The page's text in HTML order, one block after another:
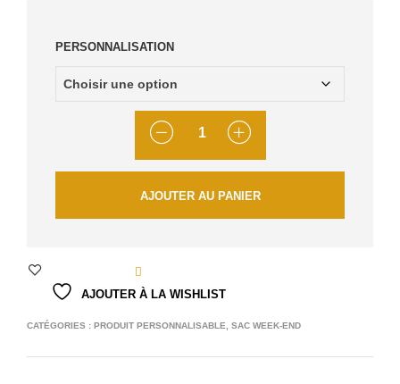
PERSONNALISATION
QUANTITÉ
AJOUTER AU PANIER
AJOUTER À LA WISHLIST
CATÉGORIES : PRODUIT PERSONNALISABLE SAC WEEK-END